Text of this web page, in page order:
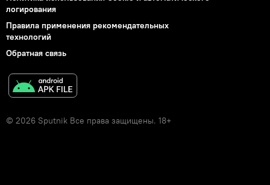
логирования
Правила применения рекомендательных
технологий
Обратная связь
© 2026 Sputnik Все права защищены. 18+